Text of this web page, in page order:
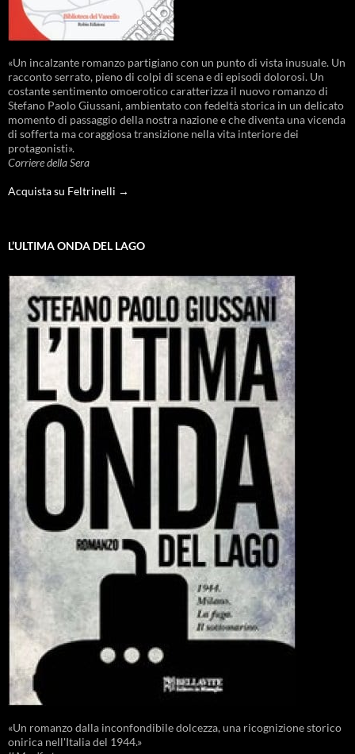
«Un incalzante romanzo partigiano con un punto di vista inusuale. Un
racconto serrato, pieno di colpi di scena e di episodi dolorosi. Un
costante sentimento omoerotico caratterizza il nuovo romanzo di
Stefano Paolo Giussani, ambientato con fedeltà storica in un delicato
momento di passaggio della nostra nazione e che diventa una vicenda
di sofferta ma coraggiosa transizione nella vita interiore dei
protagonisti».
Corriere della Sera
Acquista su Feltrinelli →
L’ULTIMA ONDA DEL LAGO
«Un romanzo dalla inconfondibile dolcezza, una ricognizione storico
onirica nell'Italia del 1944.»